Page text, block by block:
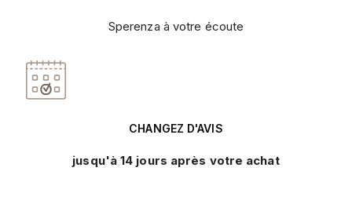
Sperenza à votre écoute
CHANGEZ D'AVIS
jusqu'à 14 jours après votre achat